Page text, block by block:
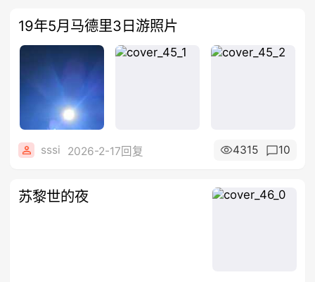
19年5月马德里3日游照片
sssi 2026-2-17回复 4315 10
苏黎世的夜